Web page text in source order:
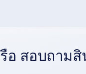
อ สอบถาม